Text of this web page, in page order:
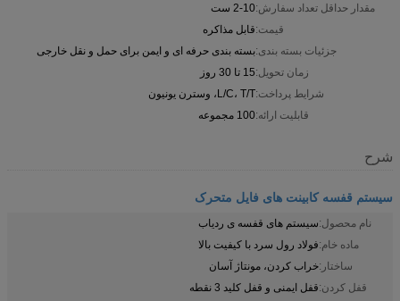
مقدار حداقل تعداد سفارش:2-10 ست
قیمت:قابل مذاکره
جزئیات بسته بندی:بسته بندی حرفه ای و ایمن برای حمل و نقل خارجی
زمان تحویل:15 تا 30 روز
شرایط پرداخت:L/C، T/T، وسترن یونیون
قابلیت ارائه:100 مجموعه
شرح
سیستم قفسه کابینت های فایل متحرک
نام محصول:سیستم های قفسه ی ردیاب
ماده خام:فولاد رول سرد با کیفیت بالا
ساختار:خراب کردن، مونتاژ آسان
قفل کردن:قفل ایمنی و قفل کلید 3 نقطه